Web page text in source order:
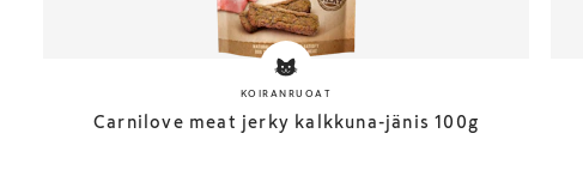
KOIRANRUOAT
Carnilove meat jerky kalkkuna-jänis 100g